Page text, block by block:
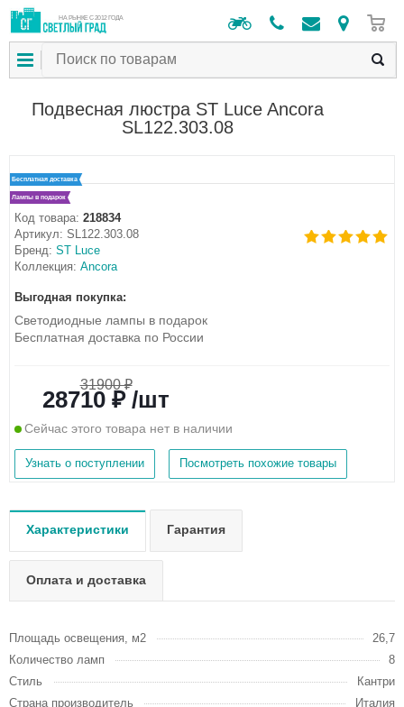
НА РЫНКЕ С 2012 ГОДА
Подвесная люстра ST Luce Ancora
SL122.303.08
Бесплатная доставка
Лампы в подарок
Код товара: 218834
Артикул: SL122.303.08
Бренд: ST Luce
Коллекция: Ancora
Выгодная покупка:
Светодиодные лампы в подарок
Бесплатная доставка по России
31900 ₽
28710 ₽ /шт
Сейчас этого товара нет в наличии
Узнать о поступлении Посмотреть похожие товары
Характеристики Гарантия
Оплата и доставка
Площадь освещения, м2
26,7
Количество ламп
8
Стиль
Кантри
Страна производитель
Италия